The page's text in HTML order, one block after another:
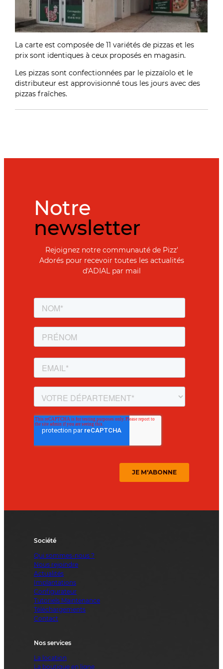
La carte est composée de 11 variétés de pizzas et les
prix sont identiques à ceux proposés en magasin.
Les pizzas sont confectionnées par le pizzaïolo et le
distributeur est approvisionné tous les jours avec des
pizzas fraîches.
Notre
newsletter
Rejoignez notre communauté de Pizz'
Adorés pour recevoir toutes les actualités
d'ADIAL par mail
Société
Qui sommes-nous ?
Nous rejoindre
Actualités
Implantations
Configurateur
Tutoriels Maintenance
Téléchargements
Contact
Nos services
La location
La boutique en ligne